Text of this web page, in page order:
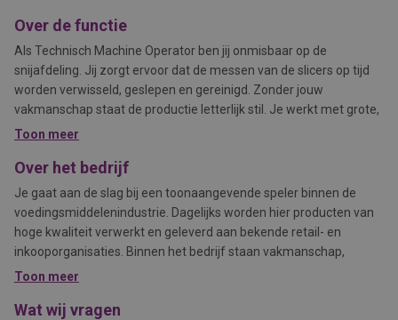
Over de functie
Als Technisch Machine Operator ben jij onmisbaar op de
snijafdeling. Jij zorgt ervoor dat de messen van de slicers op tijd
worden verwisseld, geslepen en gereinigd. Zonder jouw
vakmanschap staat de productie letterlijk stil. Je werkt met grote,
machinale messen, dus technisch inzicht en een goed gevoel voor
productieomgeving waar kwaliteit en tempo samenkomen.
Toon meer
Over het bedrijf
Je gaat aan de slag bij een toonaangevende speler binnen de
voedingsmiddelenindustrie. Dagelijks worden hier producten van
hoge kwaliteit verwerkt en geleverd aan bekende retail- en
inkooporganisaties. Binnen het bedrijf staan vakmanschap,
resultaatgericht werken en werkplezier centraal. Je komt terecht
samenwerken, elkaar versterken en continu zoeken naar
Toon meer
Wat wij vragen